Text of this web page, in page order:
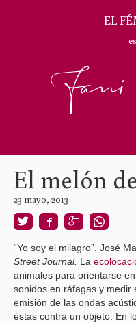
EL
El melón
23 mayo, 2013
“Yo soy el milagro”. José
Street Journal. La
animales para orientarse
sonidos en ráfagas y medir
emisión de las ondas
éstas contra un objeto. En